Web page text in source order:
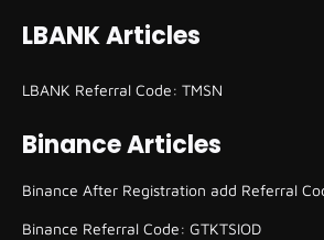
LBANK Articles
LBANK Referral Code: TMSN
Binance Articles
Binance After Registration add Referral
Binance Referral Code: GTKTSIOD